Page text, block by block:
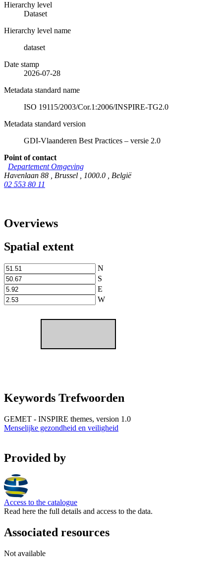
Hierarchy level
Dataset
Hierarchy level name
dataset
Date stamp
2026-07-28
Metadata standard name
ISO 19115/2003/Cor.1:2006/INSPIRE-TG2.0
Metadata standard version
GDI-Vlaanderen Best Practices – versie 2.0
Point of contact
Departement Omgeving
Havenlaan 88
Brussel 1000.0
België
02 553 80 11
Overviews
Spatial extent
N
S
E
W
Keywords Trefwoorden
GEMET - INSPIRE themes, version 1.0
Menselijke gezondheid en veiligheid
Provided by
Access to the catalogue
Read here the full details and access to the data.
Associated resources
Not available